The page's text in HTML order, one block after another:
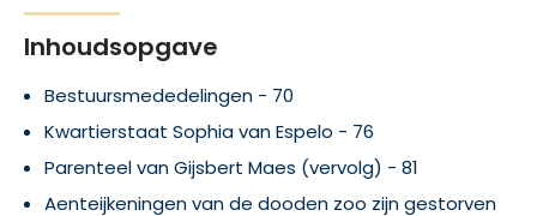
Inhoudsopgave
Bestuursmededelingen - 70
Kwartierstaat Sophia van Espelo - 76
Parenteel van Gijsbert Maes (vervolg) - 81
Aenteijkeningen van de dooden zoo zijn gestorven